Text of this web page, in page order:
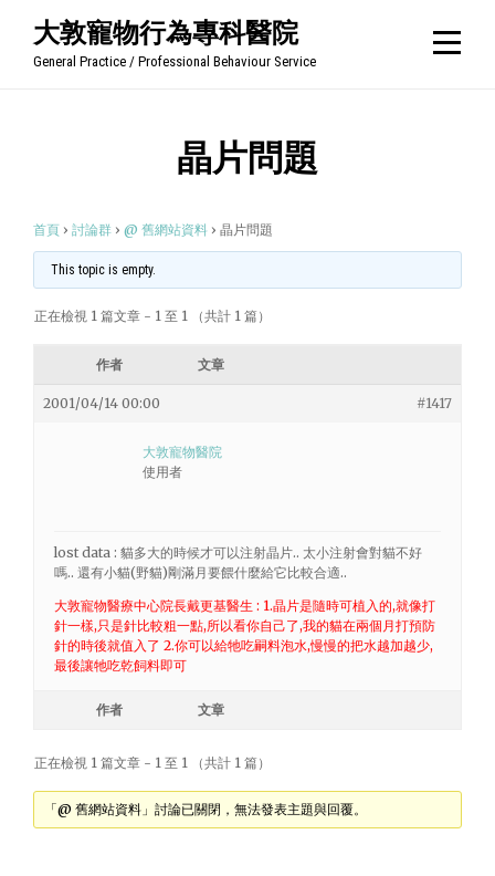
大敦寵物行為專科醫院
General Practice / Professional Behaviour Service
晶片問題
首頁 › 討論群 › @ 舊網站資料 › 晶片問題
This topic is empty.
正在檢視 1 篇文章 - 1 至 1 （共計 1 篇）
作者 文章
2001/04/14 00:00 #1417
大敦寵物醫院
使用者
lost data : 貓多大的時候才可以注射晶片.. 太小注射會對貓不好
嗎.. 還有小貓(野貓)剛滿月要餵什麼給它比較合適..
大敦寵物醫療中心院長戴更基醫生 : 1.晶片是隨時可植入的,就像打
針一樣,只是針比較粗一點,所以看你自己了,我的貓在兩個月打預防
針的時後就值入了 2.你可以給牠吃嗣料泡水,慢慢的把水越加越少,
最後讓牠吃乾飼料即可
作者 文章
正在檢視 1 篇文章 - 1 至 1 （共計 1 篇）
「@ 舊網站資料」討論已關閉，無法發表主題與回覆。